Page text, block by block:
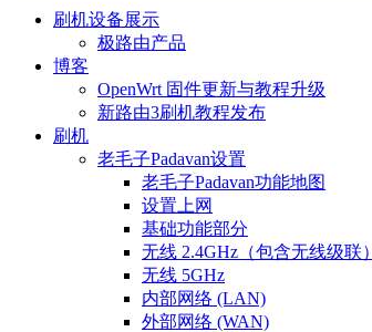
刷机设备展示
极路由产品
博客
OpenWrt 固件更新与教程升级
新路由3刷机教程发布
刷机
老毛子Padavan设置
老毛子Padavan功能地图
设置上网
基础功能部分
无线 2.4GHz（包含无线级联）
无线 5GHz
内部网络 (LAN)
外部网络 (WAN)